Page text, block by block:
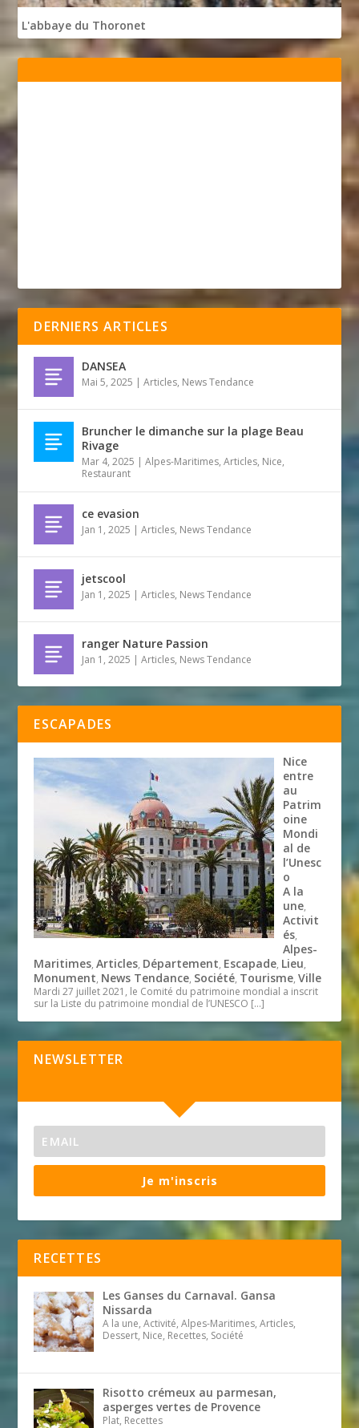
L'abbaye du Thoronet
DERNIERS ARTICLES
DANSEA
Mai 5, 2025 |Articles, News Tendance
Bruncher le dimanche sur la plage Beau
Rivage
Mar 4, 2025 |Alpes-Maritimes,Articles, Nice,
Restaurant
ce evasion
Jan 1, 2025 |Articles, News Tendance
jetscool
Jan 1, 2025 |Articles, News Tendance
ranger Nature Passion
Jan 1, 2025 |Articles, News Tendance
ESCAPADES
Nice
entre
au
Patrim
oine
Mondi
al de
l’Unesc
o
A la
une,
Activit
és,
Alpes-
Maritimes,Articles, Département, Escapade, Lieu,
Monument, News Tendance, Société, Tourisme,Ville
Mardi 27 juillet 2021, le Comité du patrimoine mondial a inscrit
sur la Liste du patrimoine mondial de l’UNESCO […]
NEWSLETTER
Je m'inscris
RECETTES
Les Ganses du Carnaval. Gansa
Nissarda
A la une, Activité, Alpes-Maritimes, Articles,
Dessert, Nice, Recettes, Société
Risotto crémeux au parmesan,
asperges vertes de Provence
Plat, Recettes